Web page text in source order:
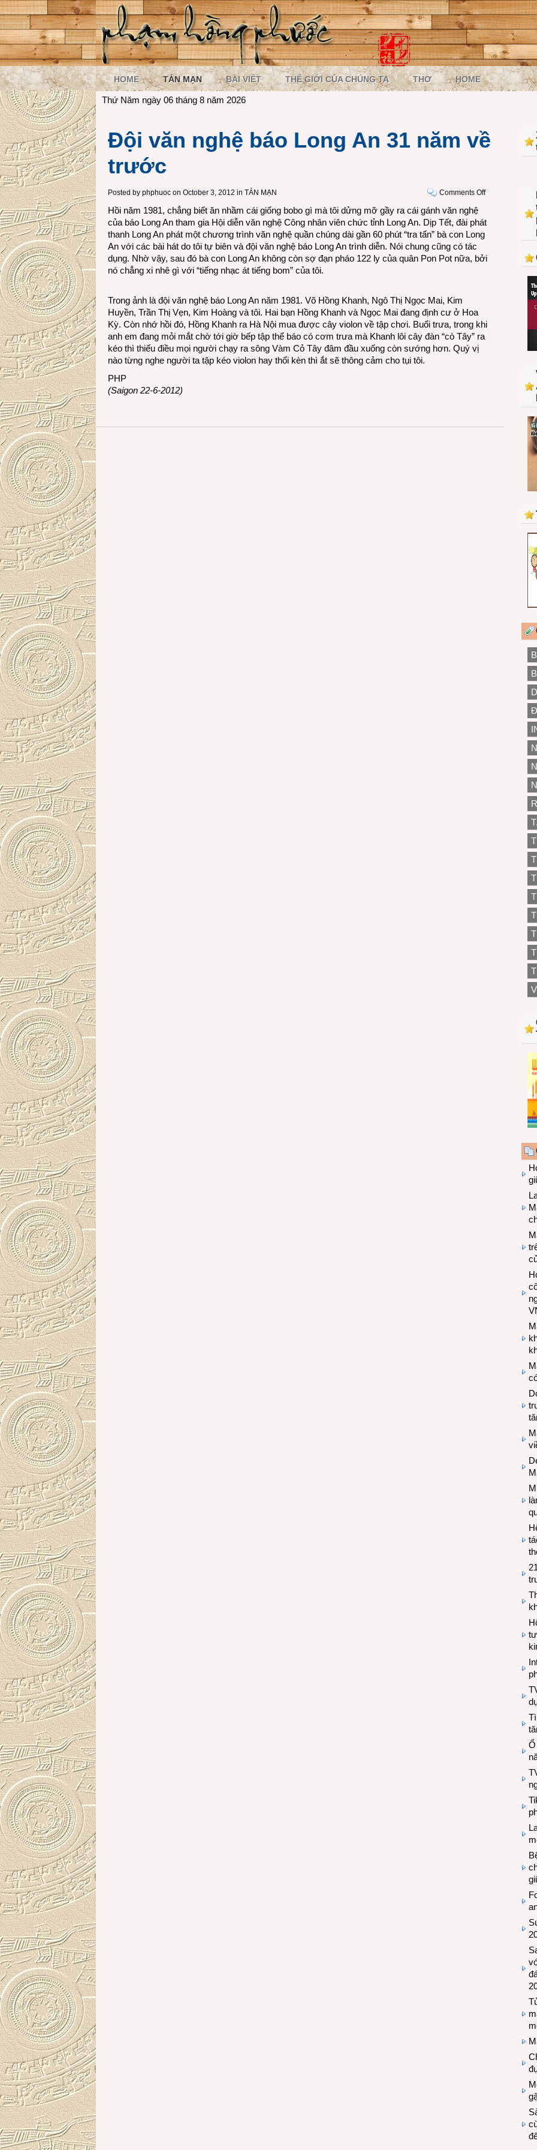
HOME TẢN MẠN BÀI VIẾT THẾ GIỚI CỦA CHÚNG TA THƠ HOME
Thứ Năm ngày 06 tháng 8 năm 2026
Đội văn nghệ báo Long An 31 năm về
trước
Posted by phphuoc on October 3, 2012 in TẢN MẠN Comments Offon
nghệ
An
Hồi năm 1981, chẳng biết ăn nhầm cái giống bobo gì mà tôi dửng mỡ gầy ra cái gánh văn nghệ
của báo Long An tham gia Hội diễn văn nghệ Công nhân viên chức tỉnh Long An. Dịp Tết, đài phát
thanh Long An phát một chương trình văn nghệ quần chúng dài gần 60 phút “tra tấn” bà con Long
An với các bài hát do tôi tự biên và đội văn nghệ báo Long An trình diễn. Nói chung cũng có tác
dụng. Nhờ vậy, sau đó bà con Long An không còn sợ đạn pháo 122 ly của quân Pon Pot nữa, bởi
nó chẳng xi nhê gì với “tiếng nhạc át tiếng bom” của tôi.
Trong ảnh là đội văn nghệ báo Long An năm 1981. Võ Hồng Khanh, Ngô Thị Ngọc Mai, Kim
Huyền, Trần Thị Vẹn, Kim Hoàng và tôi. Hai bạn Hồng Khanh và Ngọc Mai đang định cư ở Hoa
Kỳ. Còn nhớ hồi đó, Hồng Khanh ra Hà Nội mua được cây violon về tập chơi. Buổi trưa, trong khi
anh em đang mỏi mắt chờ tới giờ bếp tập thể báo có cơm trưa mà Khanh lôi cây đàn “cò Tây” ra
kéo thì thiếu điều mọi người chạy ra sông Vàm Cỏ Tây đâm đầu xuống còn sướng hơn. Quý vị
nào từng nghe người ta tập kéo violon hay thổi kèn thì ắt sẽ thông cảm cho tụi tôi.
PHP
(Saigon 22-6-2012)